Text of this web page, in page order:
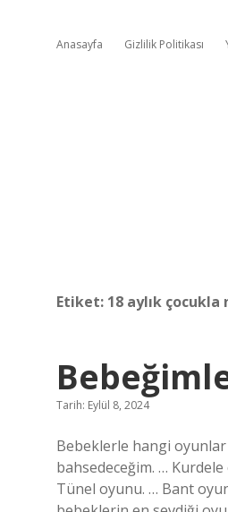
Anasayfa Gizlilik Politikası
Etiket: 18 aylık çocukla
Tarih: Eylül 8, 2024
Bebeklerle hangi oyunlar
bahsedeceğim. …
Tünel oyunu. … Bant